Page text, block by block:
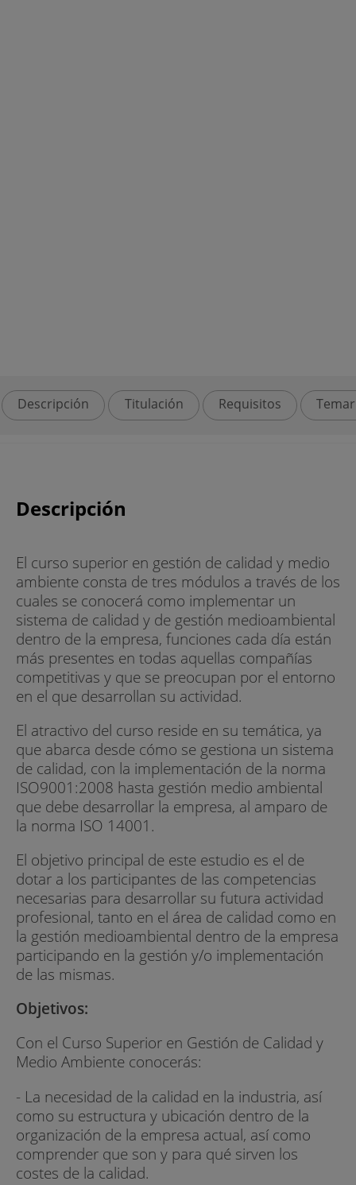
Descripción Titulación Requisitos
Descripción
El curso superior en gestión de calidad y medio
ambiente consta de tres módulos a través de los
cuales se conocerá como implementar un
sistema de calidad y de gestión medioambiental
dentro de la empresa, funciones cada día están
más presentes en todas aquellas compañías
competitivas y que se preocupan por el entorno
en el que desarrollan su actividad.
El atractivo del curso reside en su temática, ya
que abarca desde cómo se gestiona un sistema
de calidad, con la implementación de la norma
ISO9001:2008 hasta gestión medio ambiental
que debe desarrollar la empresa, al amparo de
la norma ISO 14001.
El objetivo principal de este estudio es el de
dotar a los participantes de las competencias
necesarias para desarrollar su futura actividad
profesional, tanto en el área de calidad como en
la gestión medioambiental dentro de la empresa
participando en la gestión y/o implementación
de las mismas.
Objetivos:
Con el Curso Superior en Gestión de Calidad y
Medio Ambiente conocerás:
- La necesidad de la calidad en la industria, así
como su estructura y ubicación dentro de la
organización de la empresa actual, así como
comprender que son y para qué sirven los
costes de la calidad.